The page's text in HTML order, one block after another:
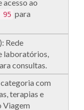
ao
95 para
Rede
laboratórios,
consultas.
com
terapias e
Viagem